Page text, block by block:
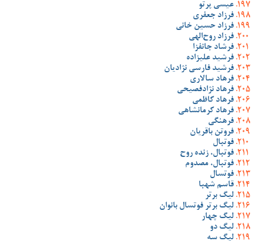
عیسی پرتو
فرزاد جعفری
فرزاد حسین خانی
فرزاد روح‌الهی
فرشاد جانفزا
فرشید علیزاده
فرشید فارسی نژادیان
فرهاد سالاری
فرهاد نژادفصیحی
فرهاد کاظمی
فرهاد کرمانشاهی
فرهنگی
فروتن باقریان
فوتبال
فوتبال، زنده روح
فوتبال، مصدوم
فوتسال
قاسم شهبا
لیگ برتر
لیگ برتر فوتسال بانوان
لیگ چهار
لیگ دو
لیگ سه